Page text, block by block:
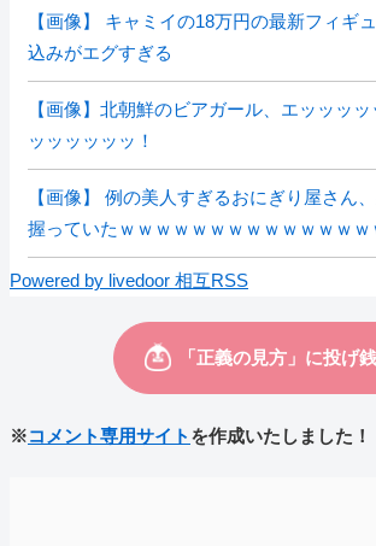
【画像】 キャミイの18万円の最新フィギ
込みがエグすぎる
【画像】北朝鮮のビアガール、エッッッ
ッッッッッッ！
【画像】 例の美人すぎるおにぎり屋さん
握っていたｗｗｗｗｗｗｗｗｗｗｗｗｗｗ
Powered by livedoor 相互RSS
※コメント専用サイト を作成いたしました！